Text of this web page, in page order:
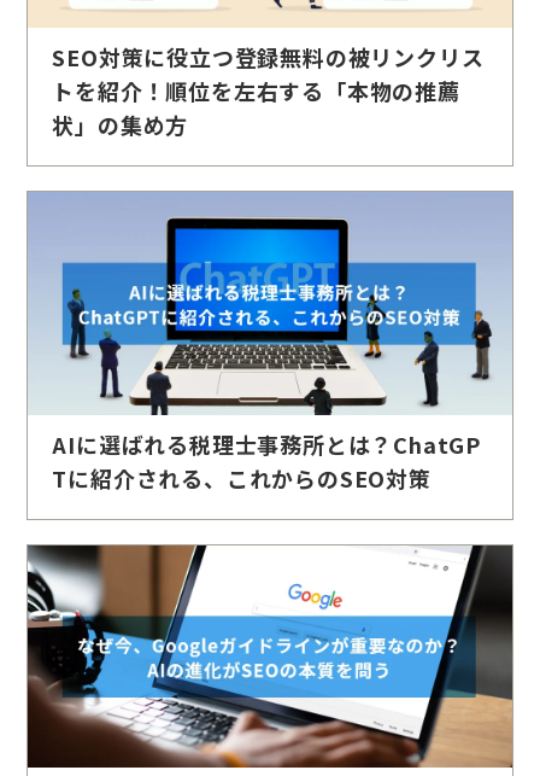
SEO対策に役立つ登録無料の被リンクリス
トを紹介！順位を左右する「本物の推薦
状」の集め方
AIに選ばれる税理士事務所とは？ChatGP
Tに紹介される、これからのSEO対策